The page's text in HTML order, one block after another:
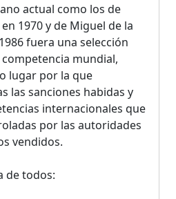
actual como los de
1970 y de Miguel de la
fuera una selección
mundial,
lugar por la que
las sanciones habidas y
internacionales que
por las autoridades
vendidos.
de todos: